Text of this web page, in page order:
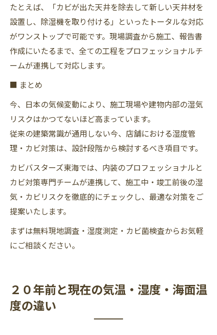
たとえば、「カビが出た天井を除去して新しい天井材を
設置し、除湿機を取り付ける」といったトータルな対応
がワンストップで可能です。現場調査から施工、報告書
作成にいたるまで、全ての工程をプロフェッショナルチ
ームが連携して対応します。
■ まとめ
今、日本の気候変動により、施工現場や建物内部の湿気
リスクはかつてないほど高まっています。
従来の建築常識が通用しない今、店舗における湿度管
理・カビ対策は、設計段階から検討するべき項目です。
カビバスターズ東海では、内装のプロフェッショナルと
カビ対策専門チームが連携して、施工中・竣工前後の湿
気・カビリスクを徹底的にチェックし、最適な対策をご
提案いたします。
まずは無料現地調査・湿度測定・カビ菌検査からお気軽
にご相談ください。
２０年前と現在の気温・湿度・海面温
度の違い